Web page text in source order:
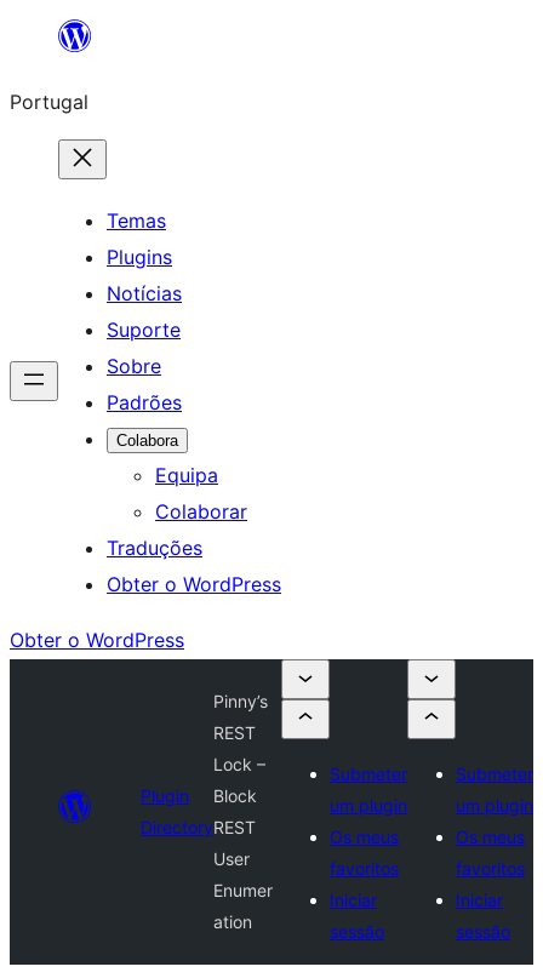
Saltar
o
conteúdo
Portugal
Temas
Plugins
Notícias
Suporte
Sobre
Padrões
Colabora
Equipa
Colaborar
Traduções
Obter o WordPress
Obter o WordPress
Plugin
Directory
Pinny’s
REST
Lock –
Block
REST
User
Enumer
ation
Submeter
um plugin
Os meus
favoritos
Iniciar
sessão
Submeter
um plugin
Os meus
favoritos
Iniciar
sessão